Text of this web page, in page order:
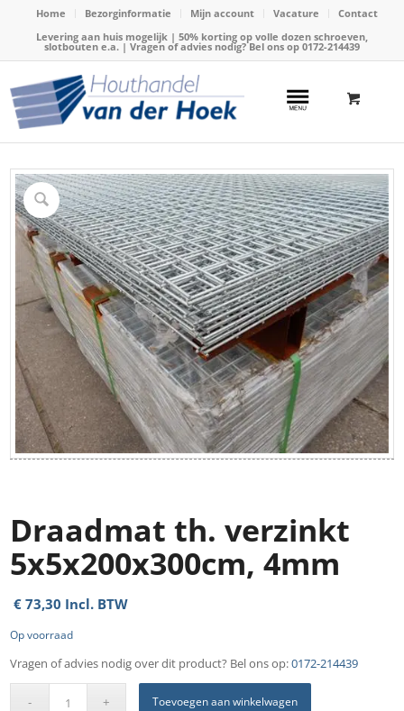
Home Bezorginformatie Mijn account Vacature
Contact
Levering aan huis mogelijk | 50% korting op volle dozen schroeven,
slotbouten e.a. | Vragen of advies nodig? Bel ons op 0172-214439
Home / Webshop / Draadmatten / Draadmat thermisch verzinkt
Draadmat th. verzinkt 5x5x200x300cm, 4mm
Draadmat th. verzinkt
5x5x200x300cm, 4mm
€ 73,30 Incl. BTW
Op voorraad
Vragen of advies nodig over dit product? Bel ons op:0172-214439
Toevoegen aan winkelwagen